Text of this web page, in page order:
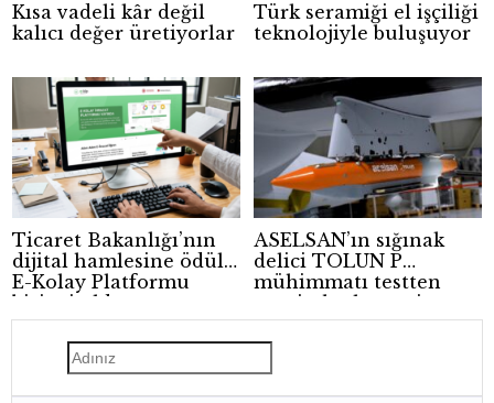
Kısa vadeli kâr değil
kalıcı değer üretiyorlar
Türk seramiği el işçiliği
teknolojiyle buluşuyor
Ticaret Bakanlığı’nın
dijital hamlesine ödül:
E-Kolay Platformu
birinci oldu
ASELSAN’ın sığınak
delici TOLUN P
mühimmatı testten
tam isabetle geçti